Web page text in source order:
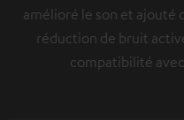
amélioré le son et ajouté
réduction de bruit
compatibilité